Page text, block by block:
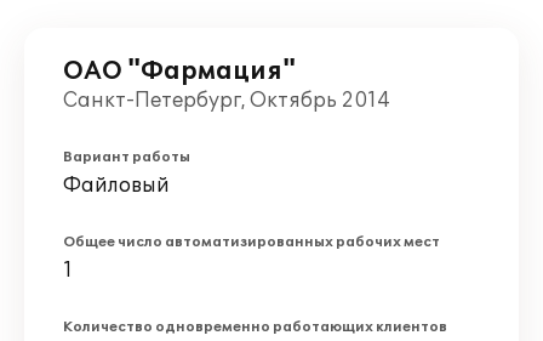
ОАО "Фармация"
Санкт-Петербург, Октябрь 2014
Вариант работы
Файловый
Общее число автоматизированных рабочих мест
1
Количество одновременно работающих клиентов